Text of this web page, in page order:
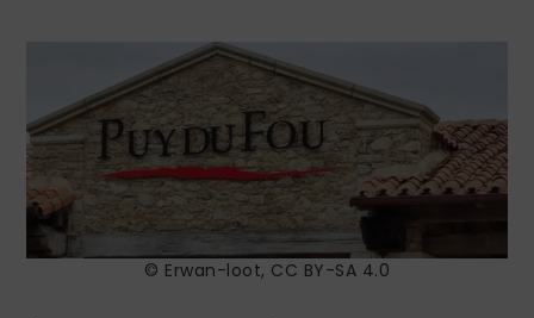
© Erwan-loot, CC BY-SA 4.0